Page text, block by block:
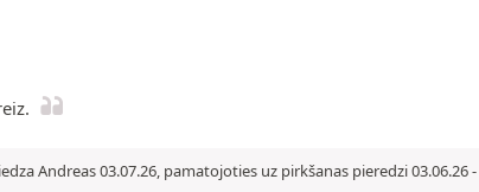
Andreas 03.07.26, pamatojoties uz pirkšanas pieredzi 03.06.26-